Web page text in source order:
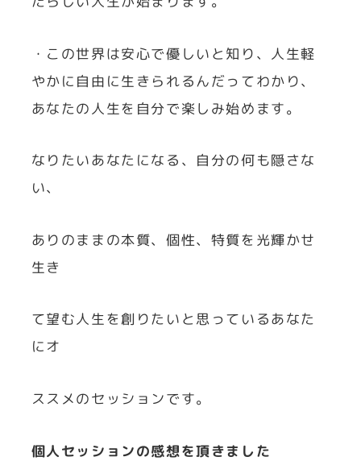
・この世界は安心で優しいと知り、人生軽
やかに自由に生きられるんだってわかり、
あなたの人生を自分で楽しみ始めます。
なりたいあなたになる、自分の何も隠さな
い、
ありのままの本質、個性、特質を光輝かせ
生き
て望む人生を創りたいと思っているあなた
にオ
ススメのセッションです。
個人セッションの感想を頂きました